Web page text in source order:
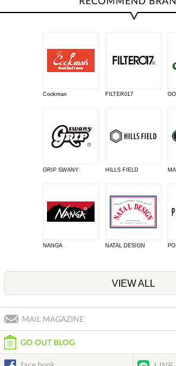
Cookman FILTER017
GRIP SWANY HILLS FIELD
NANGA NATAL DESIGN
VIEW ALL